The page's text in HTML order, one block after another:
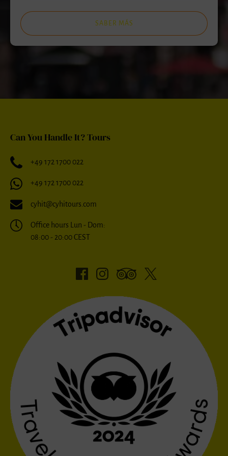
SABER MÁS
Can You Handle It? Tours
+49 172 1700 022
+49 172 1700 022
cyhit@cyhitours.com
Office hours Lun - Dom:
08:00 - 20:00 CEST